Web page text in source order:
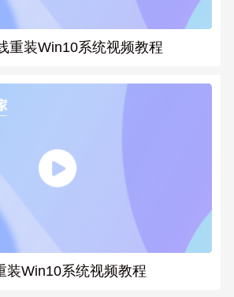
重装Win10系统视频教程
装Win10系统视频教程